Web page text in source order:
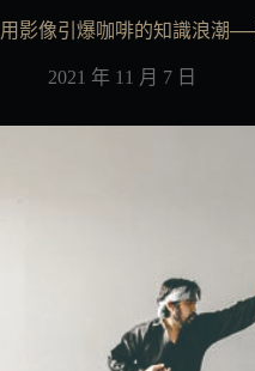
用影像引爆咖啡的知識浪潮
2021 年 11 月 7 日